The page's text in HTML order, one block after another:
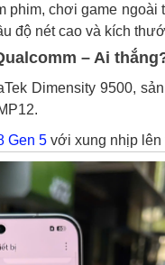
phim, chơi game
độ nét cao và kích
– Ai
Dimensity 9500,
Gen 5 với xung nhịp lên